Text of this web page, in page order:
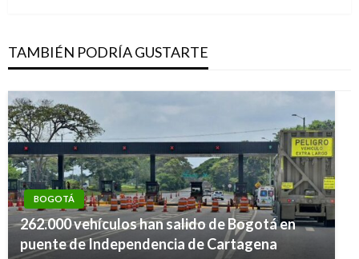
TAMBIÉN PODRÍA GUSTARTE
BOGOTÁ
262.000 vehículos han salido de Bogotá en
puente de Independencia de Cartagena